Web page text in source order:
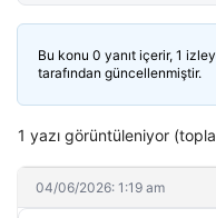
Bu konu 0 yanıt içerir, 1
tarafından güncellenmiştir.
1 yazı görüntüleniyor
04/06/2026: 1:19 am